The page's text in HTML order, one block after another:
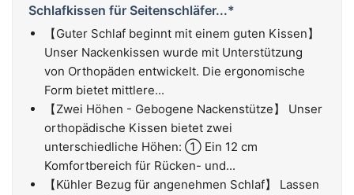
Schlafkissen für Seitenschläfer...*
【Guter Schlaf beginnt mit einem guten Kissen】
Unser Nackenkissen wurde mit Unterstützung
von Orthopäden entwickelt. Die ergonomische
Form bietet mittlere...
【Zwei Höhen - Gebogene Nackenstütze】 Unser
orthopädische Kissen bietet zwei
unterschiedliche Höhen: ① Ein 12 cm
Komfortbereich für Rücken- und...
【Kühler Bezug für angenehmen Schlaf】 Lassen